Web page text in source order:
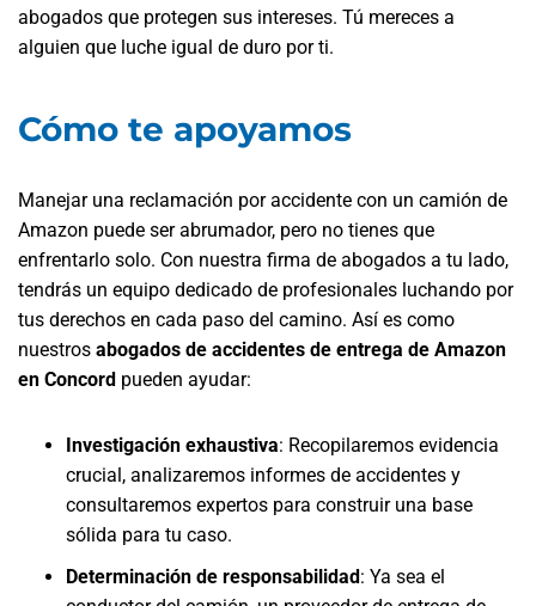
abogados que protegen sus intereses. Tú mereces a
alguien que luche igual de duro por ti.
Cómo te apoyamos
Manejar una reclamación por accidente con un camión de
Amazon puede ser abrumador, pero no tienes que
enfrentarlo solo. Con nuestra firma de abogados a tu lado,
tendrás un equipo dedicado de profesionales luchando por
tus derechos en cada paso del camino. Así es como
nuestros abogados de accidentes de entrega de Amazon
en Concord pueden ayudar:
Investigación exhaustiva: Recopilaremos evidencia
crucial, analizaremos informes de accidentes y
consultaremos expertos para construir una base
sólida para tu caso.
Determinación de responsabilidad: Ya sea el